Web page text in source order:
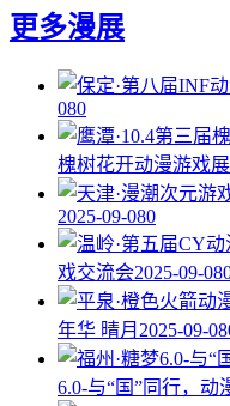
更多漫展
080
槐树花开动漫游戏展
2025-09-080
戏交流会2025-09-08
年华 晴月 2025-09-08
6.0-与“国”同行，动